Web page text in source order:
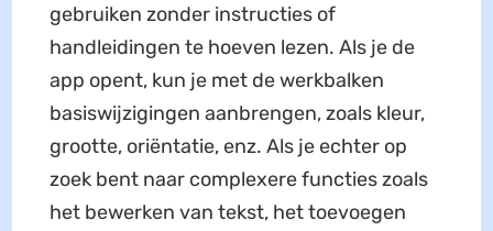
gebruiken zonder instructies of
handleidingen te hoeven lezen. Als je de
app opent, kun je met de werkbalken
basiswijzigingen aanbrengen, zoals kleur,
grootte, oriëntatie, enz. Als je echter op
zoek bent naar complexere functies zoals
het bewerken van tekst, het toevoegen